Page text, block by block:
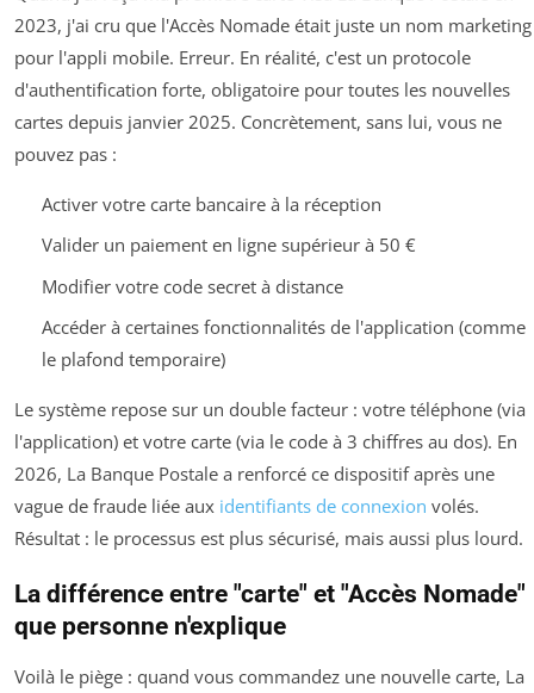
2023, j'ai cru que l'Accès Nomade était juste un nom marketing
pour l'appli mobile. Erreur. En réalité, c'est un protocole
d'authentification forte, obligatoire pour toutes les nouvelles
cartes depuis janvier 2025. Concrètement, sans lui, vous ne
pouvez pas :
Activer votre carte bancaire à la réception
Valider un paiement en ligne supérieur à 50 €
Modifier votre code secret à distance
Accéder à certaines fonctionnalités de l'application (comme
le plafond temporaire)
Le système repose sur un double facteur : votre téléphone (via
l'application) et votre carte (via le code à 3 chiffres au dos). En
2026, La Banque Postale a renforcé ce dispositif après une
vague de fraude liée aux identifiants de connexion volés.
Résultat : le processus est plus sécurisé, mais aussi plus lourd.
La différence entre "carte" et "Accès Nomade"
que personne n'explique
Voilà le piège : quand vous commandez une nouvelle carte, La